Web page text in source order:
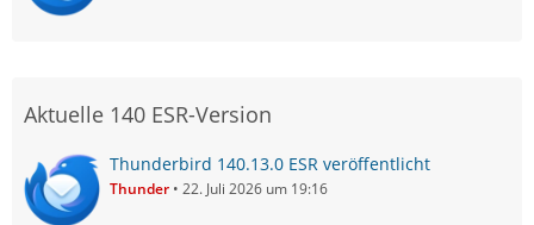
Aktuelle 140 ESR-Version
Thunderbird 140.13.0 ESR veröffentlicht
Thunder 22. Juli 2026 um 19:16